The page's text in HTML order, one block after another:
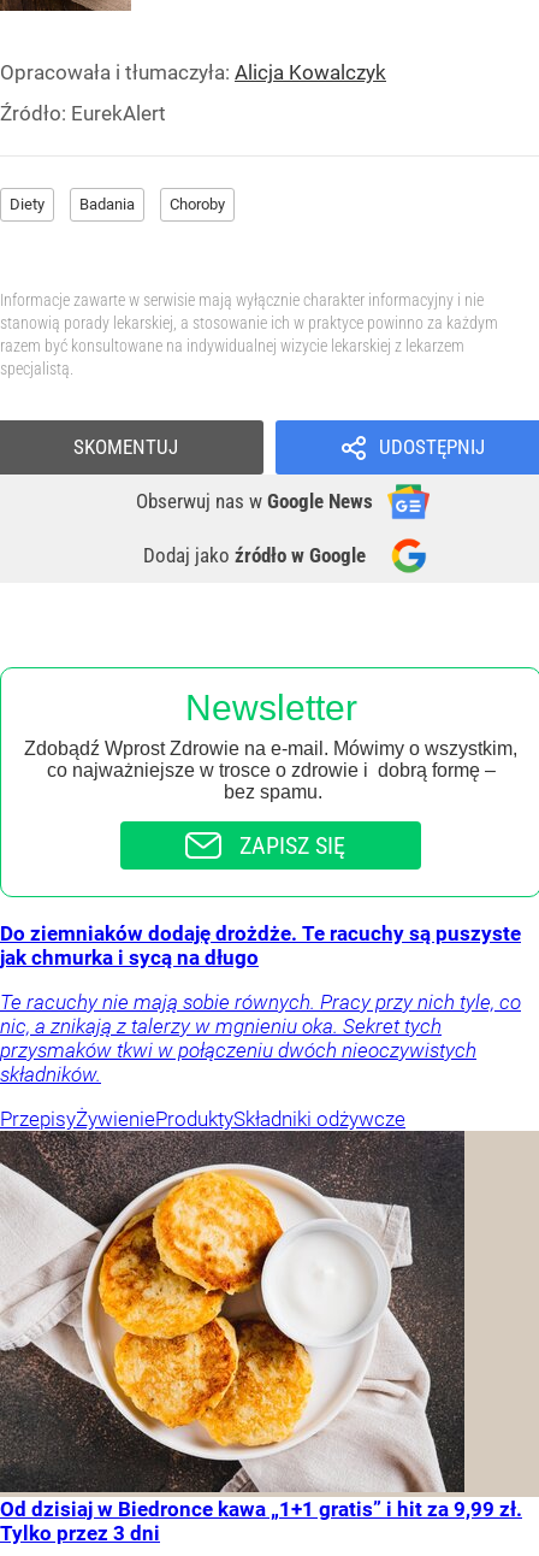
Opracowała i tłumaczyła: Alicja Kowalczyk
Źródło: EurekAlert
Diety Badania Choroby
Informacje zawarte w serwisie mają wyłącznie charakter informacyjny i nie
stanowią porady lekarskiej, a stosowanie ich w praktyce powinno za każdym
razem być konsultowane na indywidualnej wizycie lekarskiej z lekarzem
specjalistą.
UDOSTĘPNIJ
Obserwuj nas w Google News
Dodaj jako źródło w Google
SKOMENTUJ
Newsletter
Zdobądź Wprost Zdrowie na e-mail. Mówimy o wszystkim,
co najważniejsze w trosce o zdrowie i dobrą formę –
bez spamu.
ZAPISZ SIĘ
Do ziemniaków dodaję drożdże. Te racuchy są puszyste
jak chmurka i sycą na długo
Te racuchy nie mają sobie równych. Pracy przy nich tyle, co
nic, a znikają z talerzy w mgnieniu oka. Sekret tych
przysmaków tkwi w połączeniu dwóch nieoczywistych
składników.
PrzepisyŻywienieProduktySkładniki odżywcze
Od dzisiaj w Biedronce kawa „1+1 gratis” i hit za 9,99 zł.
Tylko przez 3 dni